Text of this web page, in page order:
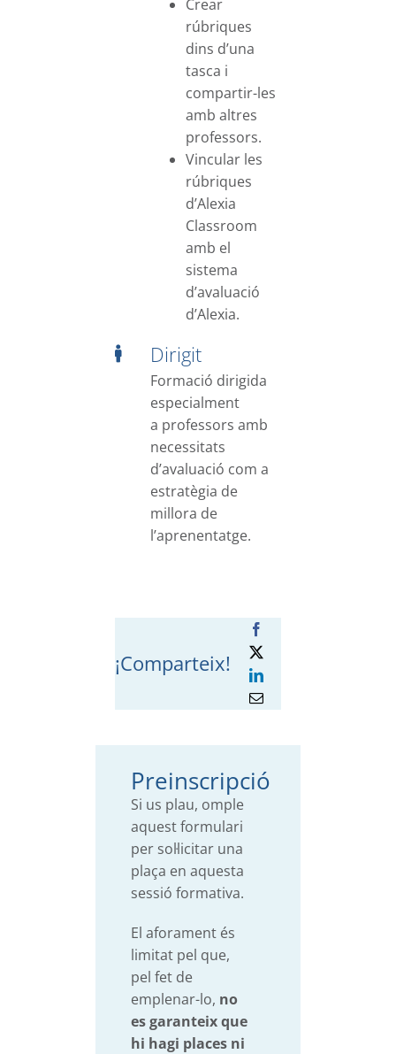
Crear
rúbriques
dins d’una
tasca i
compartir-les
amb altres
professors.
Vincular les
rúbriques
d’Alexia
Classroom
amb el
sistema
d’avaluació
d’Alexia.
Dirigit
Formació dirigida
especialment
a professors amb
necessitats
d’avaluació com a
estratègia de
millora de
l’aprenentatge.
¡Comparteix!
Preinscripció
Si us plau, omple
aquest formulari
per sol·licitar una
plaça en aquesta
sessió formativa.
El aforament és
limitat pel que,
pel fet de
emplenar-lo, no
es garanteix que
hi hagi places ni